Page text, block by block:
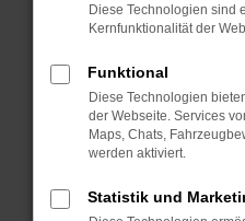
verhindern.
anderen Browser
Starte dein Gerät
Das kann manchmal
Probleme zu beheben.
Betriebssystem auf
Diese Technologien sind
Kernfunktionalität der
Funktional
Diese Technologien
der Webseite. Services
Maps, Chats,
werden aktiviert.
Statistik und